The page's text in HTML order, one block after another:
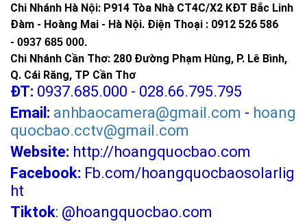
Chi Nhánh Hà Nội: P914 Tòa Nhà CT4C/X2 KĐT Bắc Linh
Đàm - Hoàng Mai - Hà Nội. Điện Thoại : 0912 526 586
- 0937 685 000.
Chi Nhánh Cần Thơ: 280 Đường Phạm Hùng, P. Lê Bình,
Q. Cái Răng, TP Cần Thơ
ĐT: 0937.685.000 - 028.66.795.795
Email: anhbaocamera@gmail.com - hoang
quocbao.cctv@gmail.com
Website: http://hoangquocbao.com
Facebook: Fb.com/hoangquocbaosolarlig
ht
Tiktok: @hoangquocbao.com